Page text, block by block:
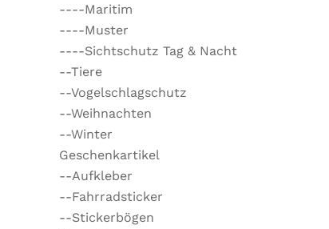
----Maritim
----Muster
----Sichtschutz Tag & Nacht
--Tiere
--Vogelschlagschutz
--Weihnachten
--Winter
Geschenkartikel
--Aufkleber
--Fahrradsticker
--Stickerbögen